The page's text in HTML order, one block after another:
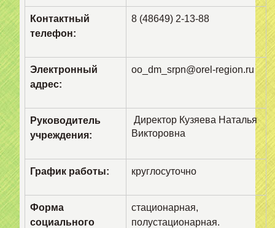
Контактный
телефон:
8 (48649) 2-13-88
Электронный
адрес:
oo_dm_srpn@orel-region.ru
Руководитель
учреждения:
Директор Кузяева Наталья
Викторовна
График работы: круглосуточно
Форма
социального
стационарная,
полустационарная.